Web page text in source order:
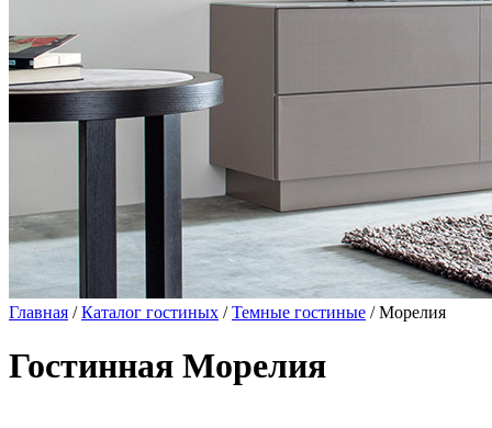
Главная /Каталог гостиных /Темные гостиные / Морелия
Гостинная Морелия